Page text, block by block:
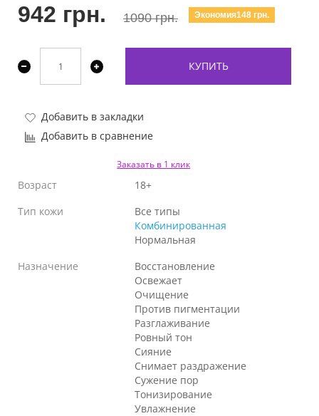
942 грн. 1090 грн. Экономия148 грн.
КУПИТЬ
Добавить в закладки
Добавить в сравнение
Заказать в 1 клик
Возраст
18+
Тип кожи
Все типы
Комбинированная
Нормальная
Назначение
Восстановление
Освежает
Очищение
Против пигментации
Разглаживание
Ровный тон
Сияние
Снимает раздражение
Сужение пор
Тонизирование
Увлажнение